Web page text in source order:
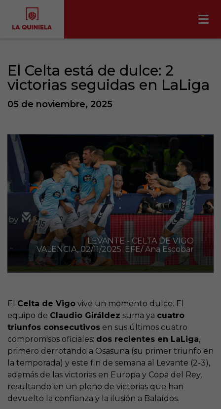
El Celta está de dulce: 2
victorias seguidas en LaLiga
05 de noviembre, 2025
LEVANTE - CELTA DE VIGO
VALENCIA, 02/11/2025. EFE/ Ana Escobar
El Celta de Vigo vive un momento dulce. El
equipo de Claudio Giráldez suma ya cuatro
triunfos consecutivos en sus últimos cuatro
compromisos oficiales: dos recientes en LaLiga,
primero derrotando a Osasuna (su primer triunfo en
la temporada) y este fin de semana al Levante (2-3),
además de las victorias en Europa y Copa del Rey,
resultando en un pleno de victorias que han
devuelto la confianza y la ilusión a Balaídos.